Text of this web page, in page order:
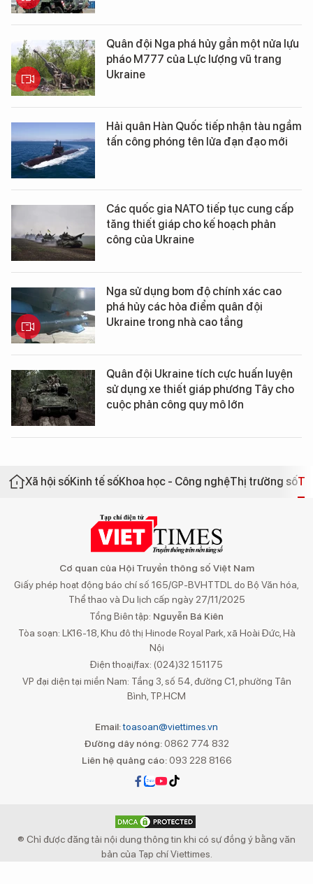
Quân đội Nga phá hủy gần một nửa lựu
pháo M777 của Lực lượng vũ trang
Ukraine
Hải quân Hàn Quốc tiếp nhận tàu ngầm
tấn công phóng tên lửa đạn đạo mới
Các quốc gia NATO tiếp tục cung cấp
tăng thiết giáp cho kế hoạch phản
công của Ukraine
Nga sử dụng bom độ chính xác cao
phá hủy các hỏa điểm quân đội
Ukraine trong nhà cao tầng
Quân đội Ukraine tích cực huấn luyện
sử dụng xe thiết giáp phương Tây cho
cuộc phản công quy mô lớn
Xã hội sốKinh tế sốKhoa học - Công nghệThị trường số
Cơ quan của Hội Truyền thông số Việt Nam
Giấy phép hoạt động báo chí số 165/GP-BVHTTDL do Bộ Văn hóa,
Thể thao và Du lịch cấp ngày 27/11/2025
Tổng Biên tập: Nguyễn Bá Kiên
Tòa soạn: LK16-18, Khu đô thị Hinode Royal Park, xã Hoài Đức, Hà
Nội
Điện thoại/fax: (024)32 151175
VP đại diện tại miền Nam: Tầng 3, số 54, đường C1, phường Tân
Bình, TP.HCM
Email:toasoan@viettimes.vn
Đường dây nóng: 0862 774 832
Liên hệ quảng cáo:093 228 8166
® Chỉ được đăng tải nội dung thông tin khi có sự đồng ý bằng văn
bản của Tạp chí Viettimes.